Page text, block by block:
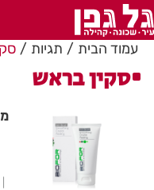
עמוד הבית תגיות
סקין בראש